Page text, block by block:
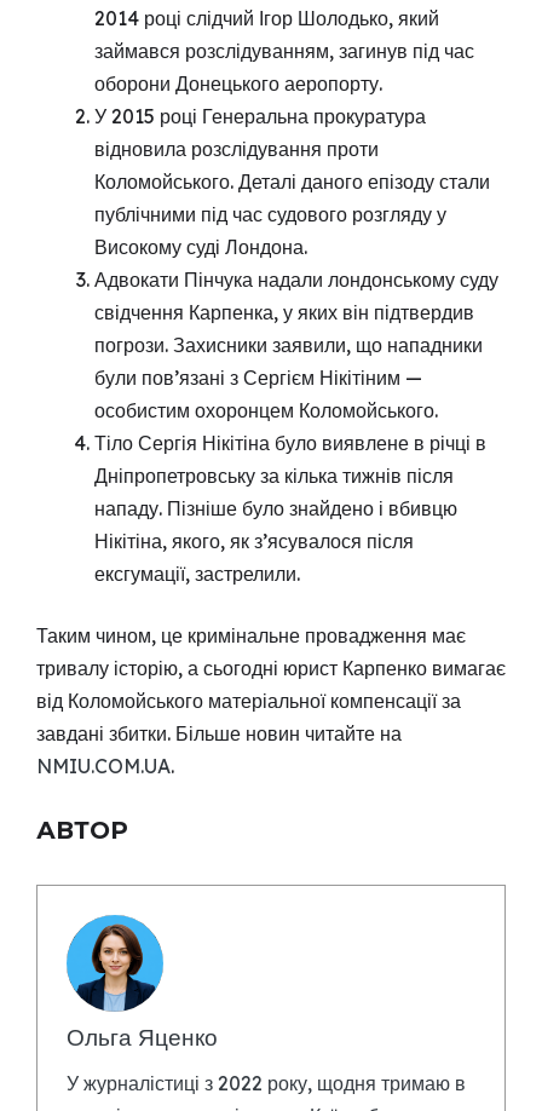
2014 році слідчий Ігор Шолодько, який
займався розслідуванням, загинув під час
оборони Донецького аеропорту.
У 2015 році Генеральна прокуратура
відновила розслідування проти
Коломойського. Деталі даного епізоду стали
публічними під час судового розгляду у
Високому суді Лондона.
Адвокати Пінчука надали лондонському суду
свідчення Карпенка, у яких він підтвердив
погрози. Захисники заявили, що нападники
були пов’язані з Сергієм Нікітіним —
особистим охоронцем Коломойського.
Тіло Сергія Нікітіна було виявлене в річці в
Дніпропетровську за кілька тижнів після
нападу. Пізніше було знайдено і вбивцю
Нікітіна, якого, як з’ясувалося після
ексгумації, застрелили.
Таким чином, це кримінальне провадження має
тривалу історію, а сьогодні юрист Карпенко вимагає
від Коломойського матеріальної компенсації за
завдані збитки. Більше новин читайте на
NMIU.COM.UA.
АВТОР
Ольга Яценко
У журналістиці з 2022 року, щодня тримаю в